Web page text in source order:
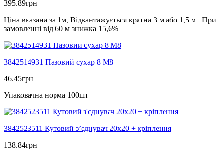
395.89грн
Ціна вказана за 1м, Відвантажується кратна 3 м або 1,5 м При
замовленні від 60 м знижка 15,6%
3842514931 Пазовий сухар 8 М8
46.45грн
Упаковачна норма 100шт
3842523511 Кутовий з’єднувач 20х20 + кріплення
138.84грн